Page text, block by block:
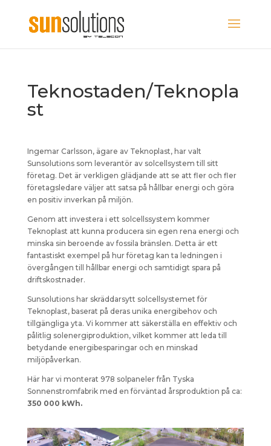
Teknostaden/Teknopla
st
Ingemar Carlsson, ägare av Teknoplast, har valt
Sunsolutions som leverantör av solcellsystem till sitt
företag. Det är verkligen glädjande att se att fler och fler
företagsledare väljer att satsa på hållbar energi och göra
en positiv inverkan på miljön.
Genom att investera i ett solcellssystem kommer
Teknoplast att kunna producera sin egen rena energi och
minska sin beroende av fossila bränslen. Detta är ett
fantastiskt exempel på hur företag kan ta ledningen i
övergången till hållbar energi och samtidigt spara på
driftskostnader.
Sunsolutions har skräddarsytt solcellsystemet för
Teknoplast, baserat på deras unika energibehov och
tillgängliga yta. Vi kommer att säkerställa en effektiv och
pålitlig solenergiproduktion, vilket kommer att leda till
betydande energibesparingar och en minskad
miljöpåverkan.
Här har vi monterat 978 solpaneler från Tyska
Sonnenstromfabrik med en förväntad årsproduktion på ca:
350 000 kWh.